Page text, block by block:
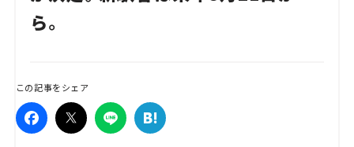
ら。
この記事をシェア
Special
Campaign
人気のハッシュタグ